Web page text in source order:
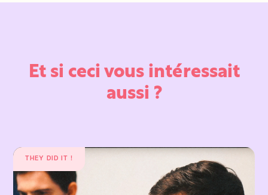
Et si ceci vous intéressait
aussi ?
THEY DID IT !